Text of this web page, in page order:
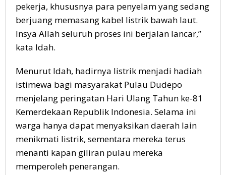
pekerja, khususnya para penyelam yang sedang
berjuang memasang kabel listrik bawah laut.
Insya Allah seluruh proses ini berjalan lancar,”
kata Idah.
Menurut Idah, hadirnya listrik menjadi hadiah
istimewa bagi masyarakat Pulau Dudepo
menjelang peringatan Hari Ulang Tahun ke-81
Kemerdekaan Republik Indonesia. Selama ini
warga hanya dapat menyaksikan daerah lain
menikmati listrik, sementara mereka terus
menanti kapan giliran pulau mereka
memperoleh penerangan.